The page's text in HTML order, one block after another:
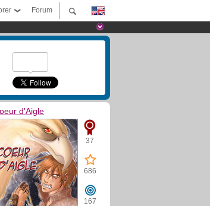
Forum
d'Aigle
37
686
167